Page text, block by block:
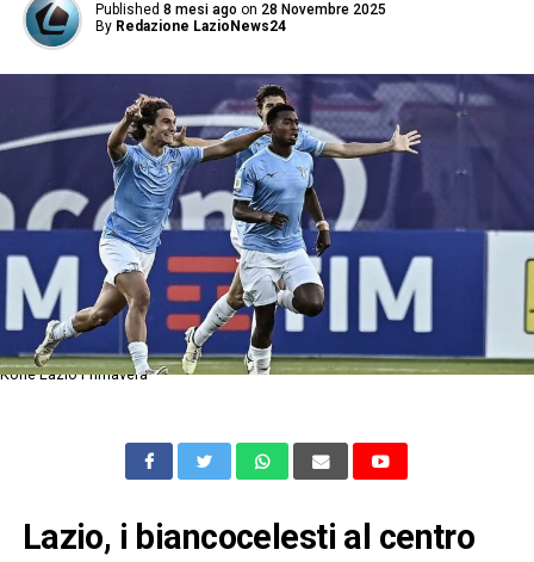
Published 8 mesi ago on 28 Novembre 2025
By Redazione LazioNews24
Kone Lazio Primavera
Lazio, i biancocelesti al centro